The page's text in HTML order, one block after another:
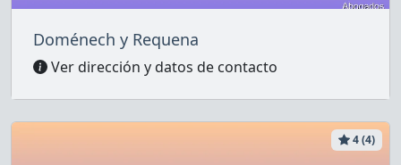
Doménech y Requena
Ver dirección y datos de contacto
4 (4)